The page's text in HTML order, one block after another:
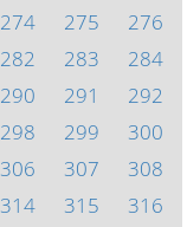
274 275
276
282 283
284
290 291
292
298 299
300
306 307
308
314 315
316